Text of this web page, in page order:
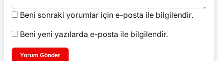
Beni sonraki yorumlar için e-posta ile bilgilendir.
Beni yeni yazılarda e-posta ile bilgilendir.
Yorum Gönder